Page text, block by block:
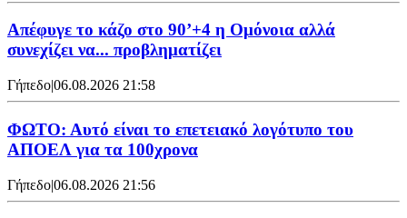
Απέφυγε το κάζο στο 90’+4 η Ομόνοια αλλά
συνεχίζει να... προβληματίζει
Γήπεδο|06.08.2026 21:58
ΦΩΤΟ: Αυτό είναι το επετειακό λογότυπο του
ΑΠΟΕΛ για τα 100χρονα
Γήπεδο|06.08.2026 21:56